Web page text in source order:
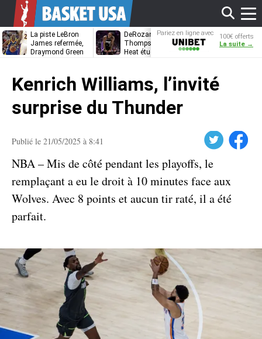
La piste LeBron
James refermée,
Draymond Green
DeRozan, Beal,
Thompson… Le
Heat étudie ses
Kentavious
Caldwell-
Pariez en ligne avec
Unibet
100€ offerts
La suite →
Kenrich Williams, l’invité
surprise du Thunder
Publié le 21/05/2025 à 8:41 Facebook
NBA – Mis de côté pendant les playoffs, le
remplaçant a eu le droit à 10 minutes face aux
Wolves. Avec 8 points et aucun tir raté, il a été
parfait.